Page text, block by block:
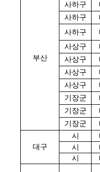
부산
사하구
사하구
사하구
사상구
사상구
사상구
사상구
기장군
기장군
기장군
대구
시
시
시